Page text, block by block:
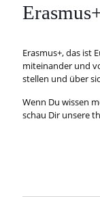
Erasmus+, das ist
miteinander und
stellen und über
Wenn Du wissen
schau Dir unsere